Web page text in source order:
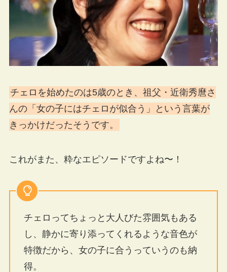
チェロを始めたのは5歳のとき、祖父・近衛秀麿さ
んの「女の子にはチェロが似合う」という言葉が
きっかけだったそうです。
これがまた、粋なエピソードですよね〜！
チェロってちょっと大人びた雰囲気もある
し、静かに寄り添ってくれるような音色が
特徴だから、女の子に合うっていうのも納
得。